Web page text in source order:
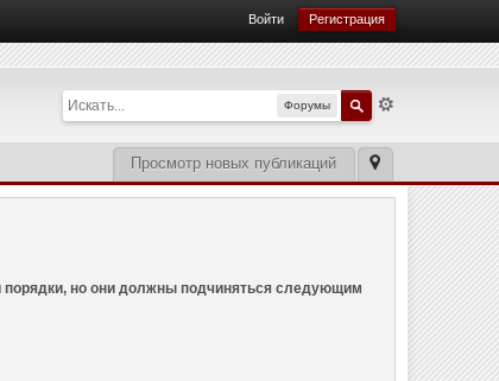
Войти Регистрация
Форумы
Просмотр новых публикаций
порядки, но они должны подчиняться следующим